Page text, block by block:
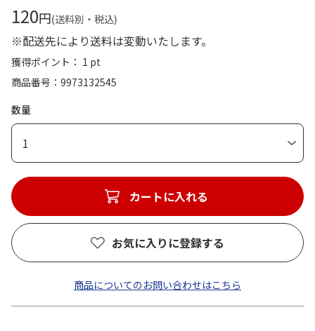
120円(送料別・税込)
※配送先により送料は変動いたします。
獲得ポイント： 1 pt
商品番号
9973132545
数量
1
カートに入れる
お気に入りに登録する
商品についてのお問い合わせはこちら